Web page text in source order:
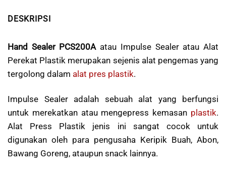
DESKRIPSI
Hand Sealer PCS200Aatau Impulse Sealer atau Alat
Perekat Plastik merupakan sejenis alat pengemas yang
tergolong dalam alat pres plastik.
Impulse Sealer adalah sebuah alat yang berfungsi
untuk merekatkan atau mengepress kemasan plastik.
Alat Press Plastik jenis ini sangat cocok untuk
digunakan oleh para pengusaha Keripik Buah, Abon,
Bawang Goreng, ataupun snack lainnya.